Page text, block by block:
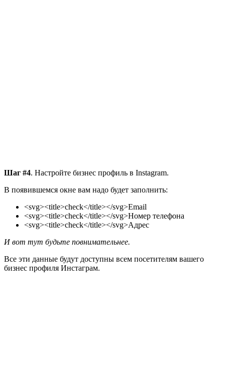
Шаг #4. Настройте бизнес профиль в Instagram.
В появившемся окне вам надо будет заполнить:
<svg><title>check</title></svg>Email
<svg><title>check</title></svg>Номер телефона
<svg><title>check</title></svg>Адрес
И вот тут будьте повнимательнее.
Все эти данные будут доступны всем посетителям вашего
бизнес профиля Инстаграм.